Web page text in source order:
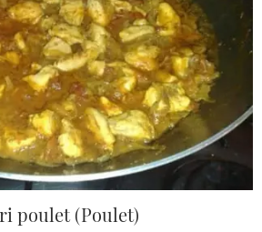
poulet (Poulet)